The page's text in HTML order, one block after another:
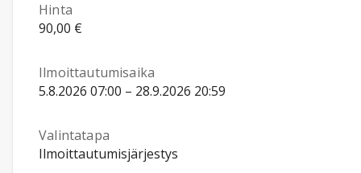
Hinta
90,00 €
Ilmoittautumisaika
5.8.2026 07:00 – 28.9.2026 20:59
Valintatapa
Ilmoittautumisjärjestys